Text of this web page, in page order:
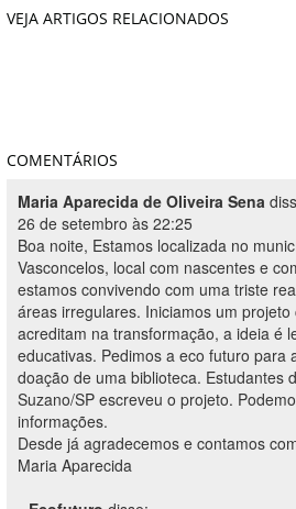
VEJA ARTIGOS RELACIONADOS
COMENTÁRIOS
Maria Aparecida de Oliveira Sena
26 de setembro às 22:25
Boa noite, Estamos localizada no
Vasconcelos, local com nascentes e
estamos convivendo com uma triste
áreas irregulares. Iniciamos um
acreditam na transformação, a ideia é
educativas. Pedimos a eco futuro para
doação de uma biblioteca. Estudantes
Suzano/SP escreveu o projeto.
informações.
Desde já agradecemos e contamos
Maria Aparecida